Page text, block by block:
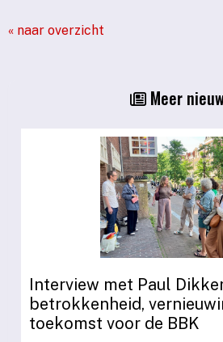
« naar overzicht
Meer
Interview met Paul
betrokkenheid,
toekomst voor de BBK